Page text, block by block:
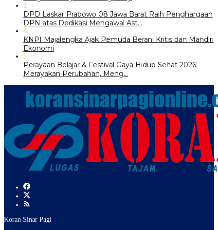
3
DPD Laskar Prabowo 08 Jawa Barat Raih Penghargaan
DPN atas Dedikasi Mengawal Ast…
4
KNPI Majalengka Ajak Pemuda Berani Kritis dan Mandiri
Ekonomi
5
Perayaan Belajar & Festival Gaya Hidup Sehat 2026:
Merayakan Perubahan, Meng…
Koran Sinar Pagi